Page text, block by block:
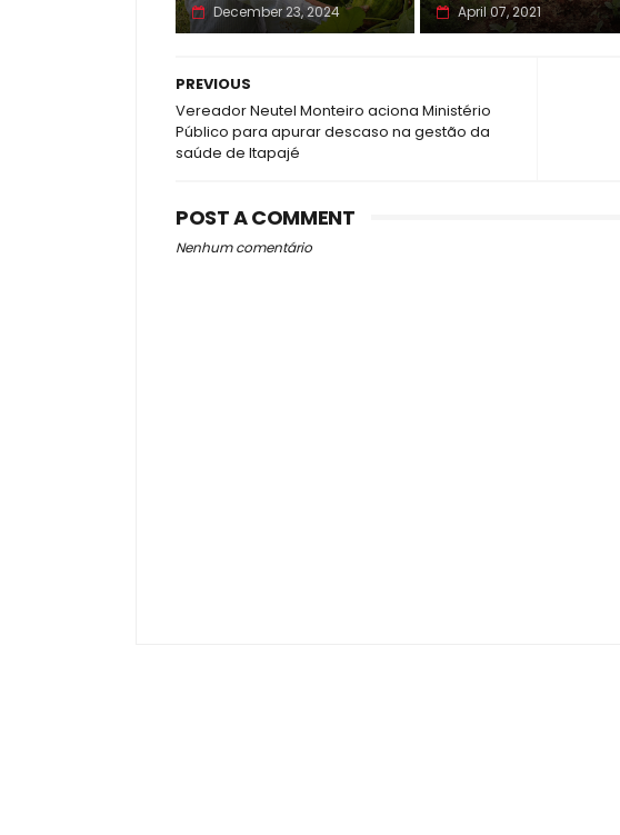
December 23, 2024 April 07, 2021
PREVIOUS
Vereador Neutel Monteiro aciona Ministério
Público para apurar descaso na gestão da
saúde de Itapajé
POST A COMMENT
Nenhum comentário